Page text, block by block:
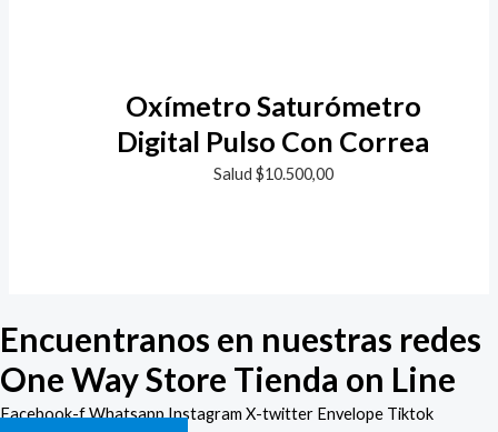
Oxímetro Saturómetro
Digital Pulso Con Correa
Salud $10.500,00
Encuentranos en nuestras redes
One Way Store Tienda on Line
Facebook-fWhatsappInstagram X-twitter Envelope Tiktok